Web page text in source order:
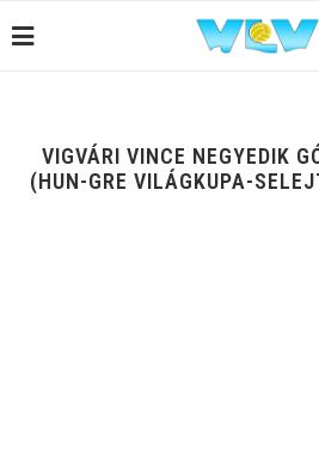
VIGVÁRI VINCE NEGYEDIK
(HUN-GRE VILÁGKUPA-